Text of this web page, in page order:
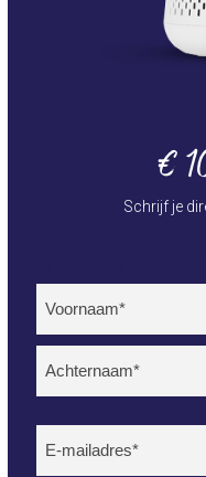
€
Schrijf je
Naam
(Vereist)
E-
mailadres